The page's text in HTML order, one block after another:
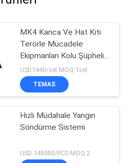
MK4 Kanca Ve Hat Kiti
Terörle Mücadele
Ekipmanları Kolu Şüpheli
Patlayıcı için
USD1440/set MOQ:1set
TEMAS
Hızlı Müdahale Yangın
Söndürme Sistemi
USD 148000/PCS MOQ:2